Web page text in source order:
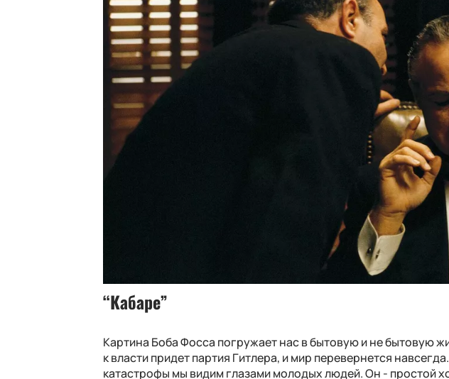
“Кабаре”
Картина Боба Фосса погружает нас в бытовую и не бытовую
к власти придет партия Гитлера, и мир перевернется
катастрофы мы видим глазами молодых людей. Он - простой